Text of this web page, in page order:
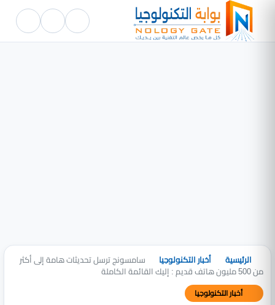
الرئيسية أخبار التكنولوجيا سامسونج ترسل تحديثات هامة إلى أكثر
من 500 مليون هاتف قديم : إليك القائمة الكاملة
أخبار التكنولوجيا